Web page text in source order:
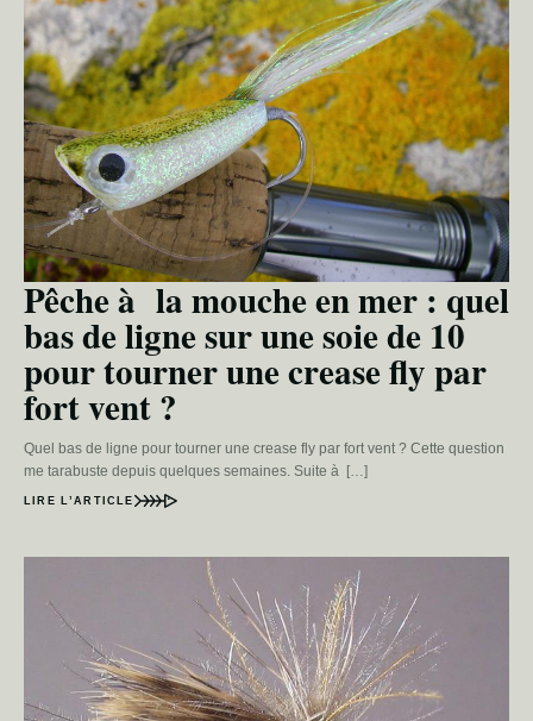
Pêche à la mouche en mer : quel
bas de ligne sur une soie de 10
pour tourner une crease fly par
fort vent ?
Quel bas de ligne pour tourner une crease fly par fort vent ? Cette question
me tarabuste depuis quelques semaines. Suite à […]
LIRE L’ARTICLE